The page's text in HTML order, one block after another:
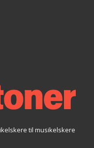
til musikelskere